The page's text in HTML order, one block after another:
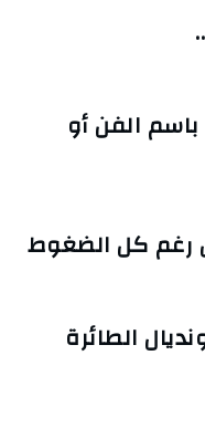
الفن أو
رغم كل الضغوط
الطائرة